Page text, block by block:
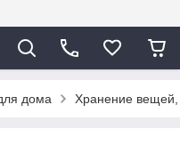
дома Хранение вещей,